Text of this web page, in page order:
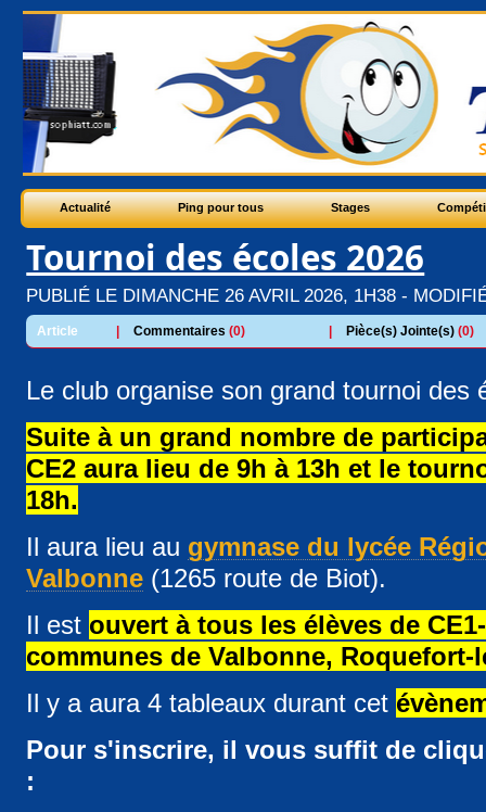
Actualité Ping pour tous Stages
Tournoi des écoles 2026
PUBLIÉ LE DIMANCHE 26 AVRIL 2026, 1H38 -
Article Commentaires (0) Pièce(s) Jointe(s) (0)
Le club organise son grand tournoi des
Suite à un grand nombre de
CE2 aura lieu de 9h à 13h et le
18h.
Il aura lieu au gymnase du lycée
Valbonne (1265 route de Biot).
Il est ouvert à tous les élèves de
communes de Valbonne,
Il y a aura 4 tableaux durant cet
Pour s'inscrire, il vous suffit de
: